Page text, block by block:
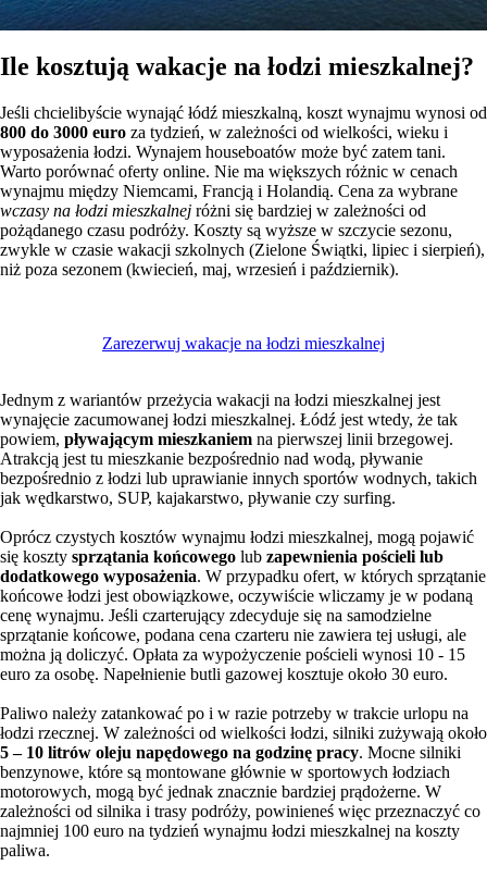
Ile kosztują wakacje na łodzi mieszkalnej?
Jeśli chcielibyście wynająć łódź mieszkalną, koszt wynajmu wynosi od
800 do 3000 euro za tydzień, w zależności od wielkości, wieku i
wyposażenia łodzi. Wynajem houseboatów może być zatem tani.
Warto porównać oferty online. Nie ma większych różnic w cenach
wynajmu między Niemcami, Francją i Holandią. Cena za wybrane
wczasy na łodzi mieszkalnej różni się bardziej w zależności od
pożądanego czasu podróży. Koszty są wyższe w szczycie sezonu,
zwykle w czasie wakacji szkolnych (Zielone Świątki, lipiec i sierpień),
niż poza sezonem (kwiecień, maj, wrzesień i październik).
Zarezerwuj wakacje na łodzi mieszkalnej
Jednym z wariantów przeżycia wakacji na łodzi mieszkalnej jest
wynajęcie zacumowanej łodzi mieszkalnej. Łódź jest wtedy, że tak
powiem, pływającym mieszkaniem na pierwszej linii brzegowej.
Atrakcją jest tu mieszkanie bezpośrednio nad wodą, pływanie
bezpośrednio z łodzi lub uprawianie innych sportów wodnych, takich
jak wędkarstwo, SUP, kajakarstwo, pływanie czy surfing.
Oprócz czystych kosztów wynajmu łodzi mieszkalnej, mogą pojawić
się koszty sprzątania końcowego lub zapewnienia pościeli lub
dodatkowego wyposażenia. W przypadku ofert, w których sprzątanie
końcowe łodzi jest obowiązkowe, oczywiście wliczamy je w podaną
cenę wynajmu. Jeśli czarterujący zdecyduje się na samodzielne
sprzątanie końcowe, podana cena czarteru nie zawiera tej usługi, ale
można ją doliczyć. Opłata za wypożyczenie pościeli wynosi 10 - 15
euro za osobę. Napełnienie butli gazowej kosztuje około 30 euro.
Paliwo należy zatankować po i w razie potrzeby w trakcie urlopu na
łodzi rzecznej. W zależności od wielkości łodzi, silniki zużywają około
5 – 10 litrów oleju napędowego na godzinę pracy. Mocne silniki
benzynowe, które są montowane głównie w sportowych łodziach
motorowych, mogą być jednak znacznie bardziej prądożerne. W
zależności od silnika i trasy podróży, powinieneś więc przeznaczyć co
najmniej 100 euro na tydzień wynajmu łodzi mieszkalnej na koszty
paliwa.